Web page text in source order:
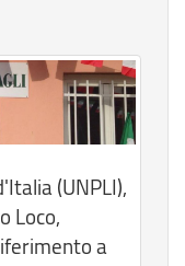
(UNPLI),
Loco,
a